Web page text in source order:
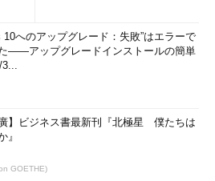
10へのアップグレード：失敗”はエラーで
――アップグレードインストールの簡単
3...
廣】ビジネス書最新刊『北極星 僕たちは
』
GOETHE)